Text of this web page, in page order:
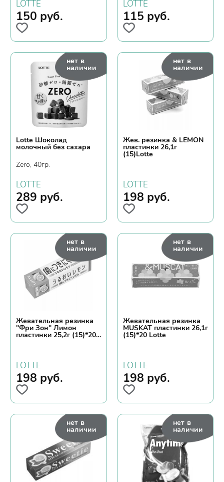
LOTTE
150 руб.
LOTTE
115 руб.
нет в
наличии
Lotte Шоколад
молочный без сахара
Zero, 40гр.
LOTTE
289 руб.
нет в
наличии
Жев. резинка & LEMON
пластинки 26,1г
(15)Lotte
LOTTE
198 руб.
нет в
наличии
Жевательная резинка
"Фри Зон" Лимон
пластинки 25,2г (15)*20
LOTTE
198 руб.
нет в
наличии
Жевательная резинка
MUSKAT пластинки 26,1г
(15)*20 Lotte
LOTTE
198 руб.
нет в
наличии
нет в
наличии